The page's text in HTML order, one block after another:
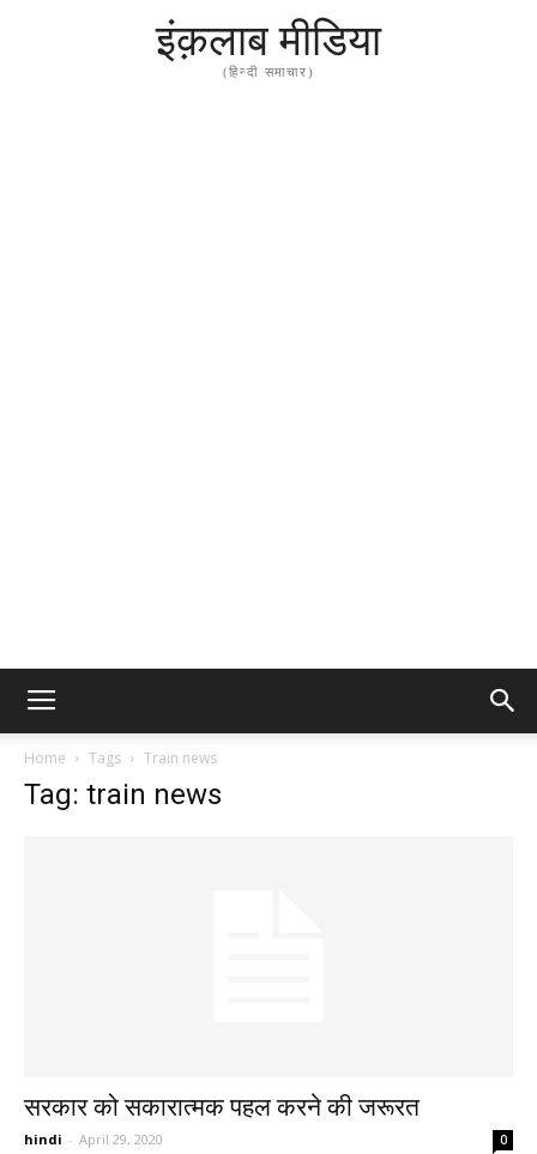
इंक़लाब मीडिया
(हिन्दी समाचार)
Home Tags Train news
Tag: train news
सरकार को सकारात्मक पहल करने की जरूरत
hindi - April 29, 2020 0